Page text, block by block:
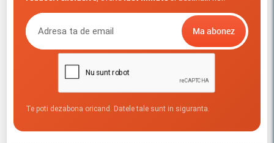
Te poti dezabona oricand. Datele tale sunt in siguranta.